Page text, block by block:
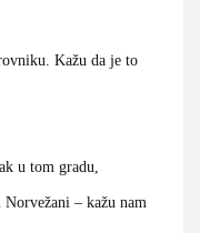
Kažu da je to
u tom gradu,
– kažu nam